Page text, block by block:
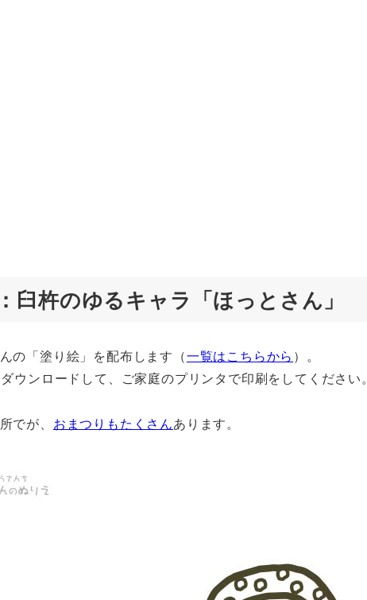
臼杵のゆるキャラ「ほっとさん」
の「塗り絵」を配布します（一覧はこちらから ）。
ウンロードして、ご家庭のプリンタで印刷をしてください。
でが、 おまつりもたくさんあります。